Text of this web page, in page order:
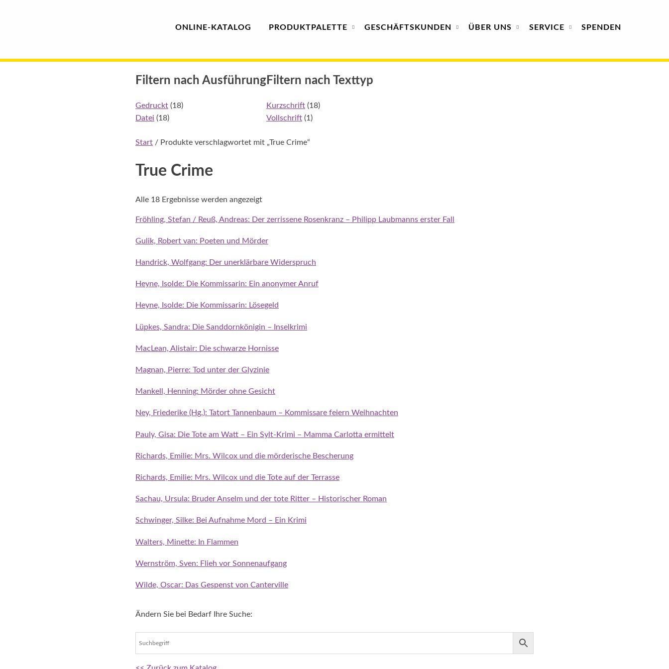
ONLINE- KATALOG PRODUKT PALETTE GESCHÄFTS­ KUNDEN ÜBER UNS SERVICE SPENDEN
to
Filtern nach Ausführung
Gedruckt (18)
Datei (18)
Filtern nach Texttyp
Kurzschrift (18)
Vollschrift (1)
Start / Produkte verschlagwortet mit „True Crime“
True Crime
Alle 18 Ergebnisse werden angezeigt
Fröhling, Stefan / Reuß, Andreas: Der zerrissene Rosenkranz – Philipp Laubmanns erster Fall
Gulik, Robert van: Poeten und Mörder
Handrick, Wolfgang: Der unerklärbare Widerspruch
Heyne, Isolde: Die Kommissarin: Ein anonymer Anruf
Heyne, Isolde: Die Kommissarin: Lösegeld
Lüpkes, Sandra: Die Sanddornkönigin – Inselkrimi
MacLean, Alistair: Die schwarze Hornisse
Magnan, Pierre: Tod unter der Glyzinie
Mankell, Henning: Mörder ohne Gesicht
Ney, Friederike (Hg.): Tatort Tannenbaum – Kommissare feiern Weihnachten
Pauly, Gisa: Die Tote am Watt – Ein Sylt-Krimi – Mamma Carlotta ermittelt
Richards, Emilie: Mrs. Wilcox und die mörderische Bescherung
Richards, Emilie: Mrs. Wilcox und die Tote auf der Terrasse
Sachau, Ursula: Bruder Anselm und der tote Ritter – Historischer Roman
Schwinger, Silke: Bei Aufnahme Mord – Ein Krimi
Walters, Minette: In Flammen
Wernström, Sven: Flieh vor Sonnenaufgang
Wilde, Oscar: Das Gespenst von Canterville
Ändern Sie bei Bedarf Ihre Suche: